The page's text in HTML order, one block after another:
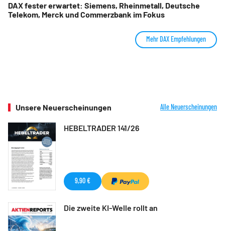
DAX fester erwartet: Siemens, Rheinmetall, Deutsche
Telekom, Merck und Commerzbank im Fokus
Mehr DAX Empfehlungen
Unsere Neuerscheinungen Alle Neuerscheinungen
HEBELTRADER 141/26
9,90 €
Die zweite KI-Welle rollt an